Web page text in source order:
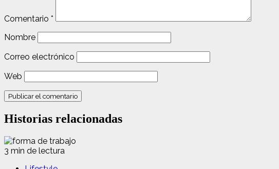
Comentario *
Nombre
Correo electrónico
Web
Historias relacionadas
3 min de lectura